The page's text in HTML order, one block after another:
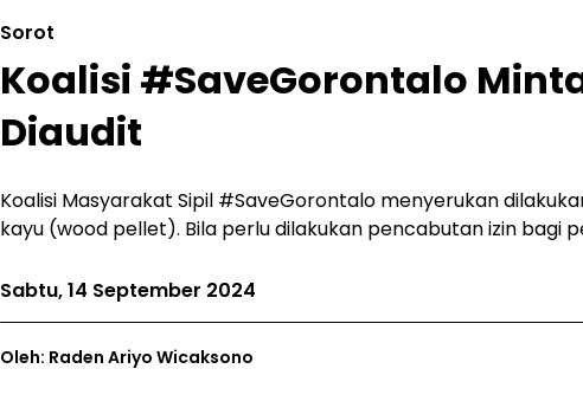
Sorot
Koalisi #SaveGorontalo
Diaudit
Koalisi Masyarakat Sipil #SaveGorontalo menyerukan
kayu (wood pellet). Bila perlu dilakukan pencabutan izin bagi
Sabtu, 14 September 2024
Oleh: Raden Ariyo Wicaksono